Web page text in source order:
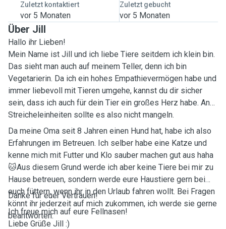
Zuletzt kontaktiert
vor 5 Monaten
Zuletzt gebucht
vor 5 Monaten
Über Jill
Hallo ihr Lieben!
Mein Name ist Jill und ich liebe Tiere seitdem ich klein bin.
Das sieht man auch auf meinem Teller, denn ich bin
Vegetarierin. Da ich ein hohes Empathievermögen habe und
immer liebevoll mit Tieren umgehe, kannst du dir sicher
sein, dass ich auch für dein Tier ein großes Herz habe. An
Streicheleinheiten sollte es also nicht mangeln.
Da meine Oma seit 8 Jahren einen Hund hat, habe ich also
Erfahrungen im Betreuen. Ich selber habe eine Katze und
kenne mich mit Futter und Klo sauber machen gut aus haha
🐱Aus diesem Grund werde ich aber keine Tiere bei mir zu
Hause betreuen, sondern werde eure Haustiere gern bei
euch füttern, wenn ihr in den Urlaub fahren wollt. Bei Fragen
könnt ihr jederzeit auf mich zukommen, ich werde sie gerne
beantworten.
Danke für euer Vertrauen!
Ich freue mich auf eure Fellnasen!
Liebe Grüße Jill :)